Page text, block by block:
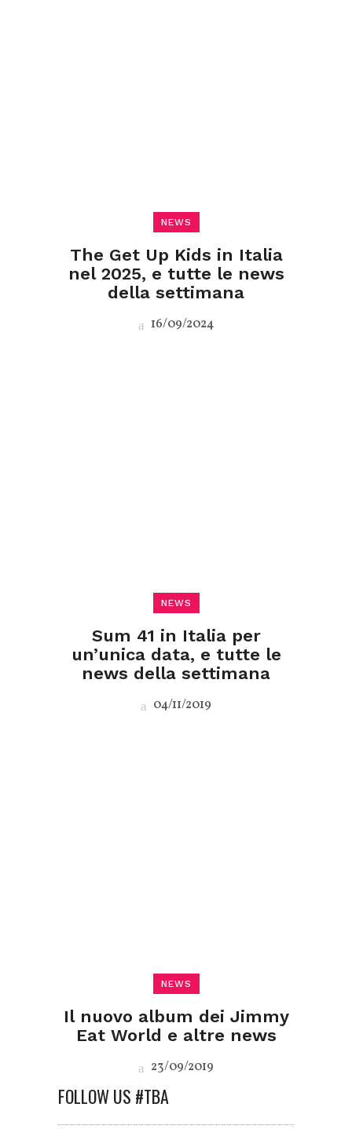
NEWS
The Get Up Kids in Italia
nel 2025, e tutte le news
della settimana
16/09/2024
NEWS
Sum 41 in Italia per
un’unica data, e tutte le
news della settimana
04/11/2019
NEWS
Il nuovo album dei Jimmy
Eat World e altre news
23/09/2019
FOLLOW US #TBA